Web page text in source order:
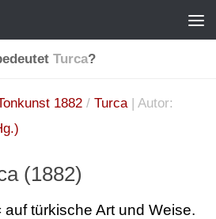
Turca?
1882 / Turca| Autor:
(1882)
auf türkische Art und Weise.